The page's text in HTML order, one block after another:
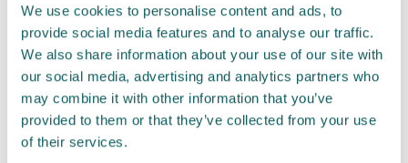
We use cookies to personalise content and ads, to
provide social media features and to analyse our traffic.
We also share information about your use of our site with
our social media, advertising and analytics partners who
may combine it with other information that you’ve
provided to them or that they’ve collected from your use
of their services.